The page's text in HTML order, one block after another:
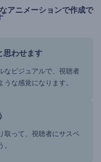
アニメーションで作成で
思わせます
なビジュアルで、視聴者
な感覚になります。
取って、視聴者にサスペ